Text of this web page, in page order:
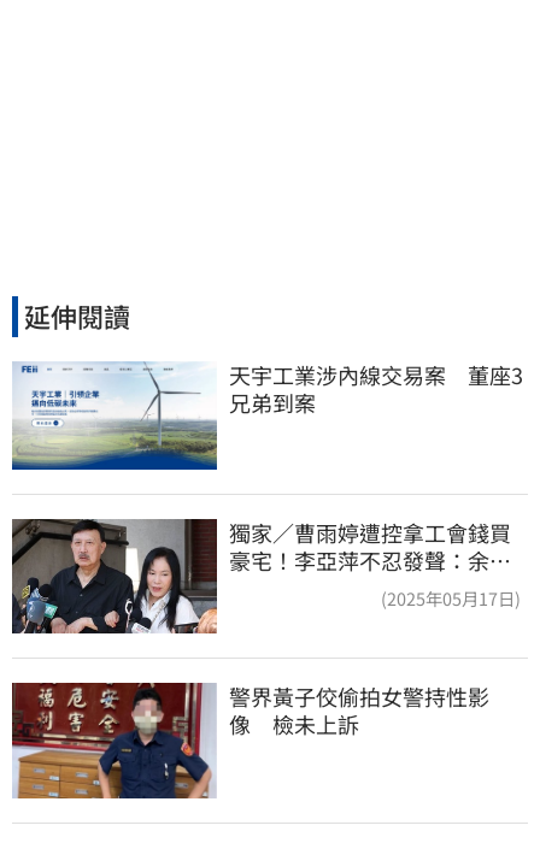
延伸閱讀
天宇工業涉內線交易案　董座3
兄弟到案
獨家／曹雨婷遭控拿工會錢買
豪宅！李亞萍不忍發聲：余天
(2025年05月17日)
警界黃子佼偷拍女警持性影
像　檢未上訴